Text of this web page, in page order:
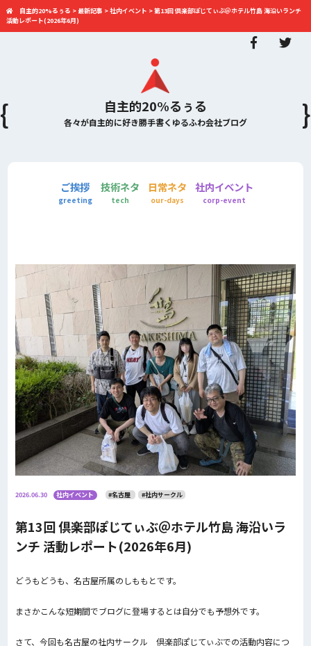
自主的20%るぅる
各々が自主的に好き勝手書くゆるふわ会社ブログ
自主的20%るぅる > 最新記事 >社内イベント >第13回 倶楽部ぽじてぃぶ＠ホテル竹島 海沿いランチ
活動レポート(2026年6月)
ご挨拶
greeting
技術ネタ
tech
日常ネタ
our-days
社内イベント
corp-event
2026.06.30 社内イベント #名古屋 #社内サークル
第13回 倶楽部ぽじてぃぶ＠ホテル竹島 海沿いラ
ンチ 活動レポート(2026年6月)
どうもどうも、名古屋所属のしももとです。
まさかこんな短期間でブログに登場するとは自分でも予想外です。
さて、今回も名古屋の社内サークル 倶楽部ぽじてぃぶでの活動内容につ